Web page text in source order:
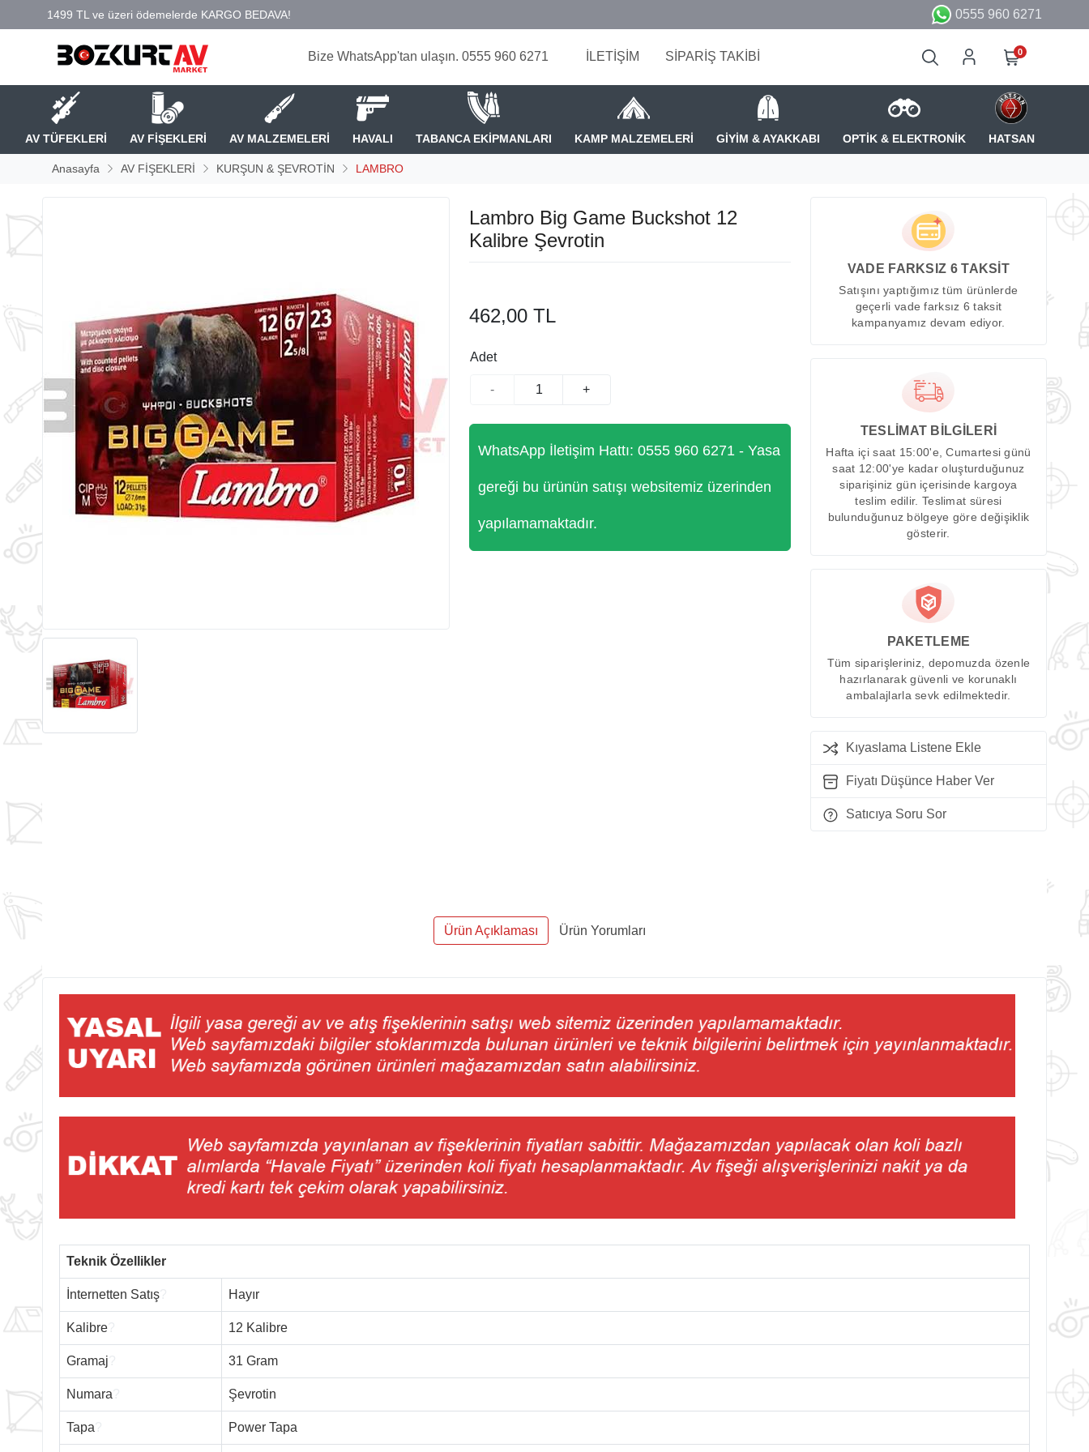
0555 960 6271
Bize WhatsApp'tan ulaşın. 0555 960 6271 İLETİŞİM SİPARİŞ TAKİBİ 0
AV TÜFEKLERİ AV FİŞEKLERİ AV MALZEMELERİ HAVALI TABANCA EKİPMANLARI KAMP MALZEMELERİ GİYİM & AYAKKABI OPTİK & ELEKTRONİK HATSAN
Anasayfa AV FİŞEKLERİ KURŞUN & ŞEVROTİN LAMBRO
Lambro Big Game Buckshot 12
Kalibre Şevrotin
462,00 TL
Adet
- +
WhatsApp İletişim Hattı: 0555 960 6271 - Yasa
gereği bu ürünün satışı websitemiz üzerinden
yapılamamaktadır.
VADE FARKSIZ 6 TAKSİT
Satışını yaptığımız tüm ürünlerde
geçerli vade farksız 6 taksit
kampanyamız devam ediyor.
TESLİMAT BİLGİLERİ
Hafta içi saat 15:00'e, Cumartesi günü
saat 12:00'ye kadar oluşturduğunuz
siparişiniz gün içerisinde kargoya
teslim edilir. Teslimat süresi
bulunduğunuz bölgeye göre değişiklik
gösterir.
PAKETLEME
Tüm siparişleriniz, depomuzda özenle
hazırlanarak güvenli ve korunaklı
ambalajlarla sevk edilmektedir.
Kıyaslama Listene Ekle
Fiyatı Düşünce Haber Ver
Satıcıya Soru Sor
Ürün Açıklaması Ürün Yorumları
Teknik Özellikler
İnternetten Satış Hayır
Kalibre 12 Kalibre
Gramaj 31 Gram
Numara Şevrotin
Tapa Power Tapa